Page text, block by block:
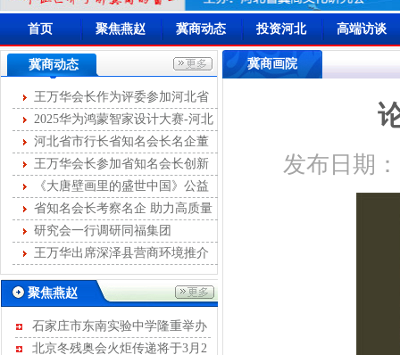
首页 聚焦燕赵 冀商动态 投资河北 高端访谈
冀商画院
发布日期
冀商动态
王万华会长作为评委参加河北省
首届燕赵女主播大赛
2025华为鸿蒙智家设计大赛-河北
站开幕
河北省市行长省知名会长名企董
事长第十次圆桌峰会成功举办
王万华会长参加省知名会长创新
服务第35次联席会
《大唐壁画里的盛世中国》公益
讲座举办
省知名会长考察名企 助力高质量
发展研究会一行调研同福集团
王万华出席深泽县营商环境推介
会
聚焦燕赵
石家庄市东南实验中学隆重举办
离队入团暨青春宣誓活动
北京冬残奥会火炬传递将于3月2